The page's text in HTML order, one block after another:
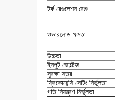
টর্ক রেগুলেশন রেঞ্জ
ওভারলোড ক্ষমতা
উচ্চতা
ইনপুট ভোল্টেজ
সুরক্ষা স্তর
ফ্রিকোয়েন্সি সেটিং নির্ভুলতা
গতি নিয়ন্ত্রণ নির্ভুলতা